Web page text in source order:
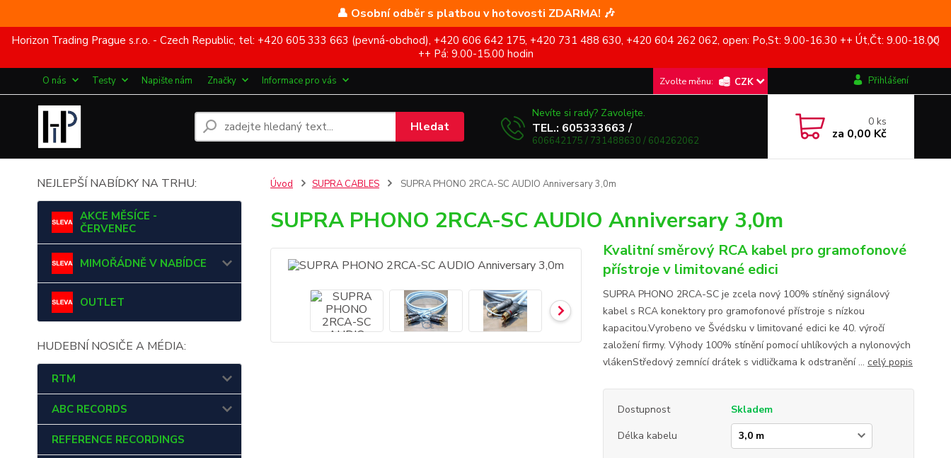
👤 Osobní odběr s platbou v hotovosti ZDARMA! 🎶
Horizon Trading Prague s.r.o. - Czech Republic, tel: +420 605 333 663 (pevná-obchod), +420 606 642 175, +420 731 488 630, +420 604 262 062, open: Po,St: 9.00-16.30 ++ Út,Čt: 9.00-18.00
++ Pá: 9.00-15.00 hodin
O nás Testy Napište nám Značky Informace pro vás CZK Přihlášení
Hledat
Nevíte si rady? Zavolejte.
TEL.: 605333663 /
606642175 / 731488630 / 604262062
0ks
za 0,00 Kč
NEJLEPŠÍ NABÍDKY NA TRHU:
AKCE MĚSÍCE -
ČERVENEC
MIMOŘÁDNĚ V NABÍDCE
OUTLET
HUDEBNÍ NOSIČE A MÉDIA:
RTM
ABC RECORDS
REFERENCE RECORDINGS
Úvod SUPRA CABLES SUPRA PHONO 2RCA-SC AUDIO Anniversary 3,0m
SUPRA PHONO 2RCA-SC AUDIO Anniversary 3,0m
Kvalitní směrový RCA kabel pro gramofonové
přístroje v limitované edici
SUPRA PHONO 2RCA-SC je zcela nový 100% stíněný signálový
kabel s RCA konektory pro gramofonové přístroje s nízkou
kapacitou.Vyrobeno ve Švédsku v limitované edici ke 40. výročí
založení firmy. Výhody 100% stínění pomocí uhlíkových a nylonových
vlákenStředový zemnící drátek s vidličkama k odstranění ... celý popis
Dostupnost
Skladem
Délka kabelu